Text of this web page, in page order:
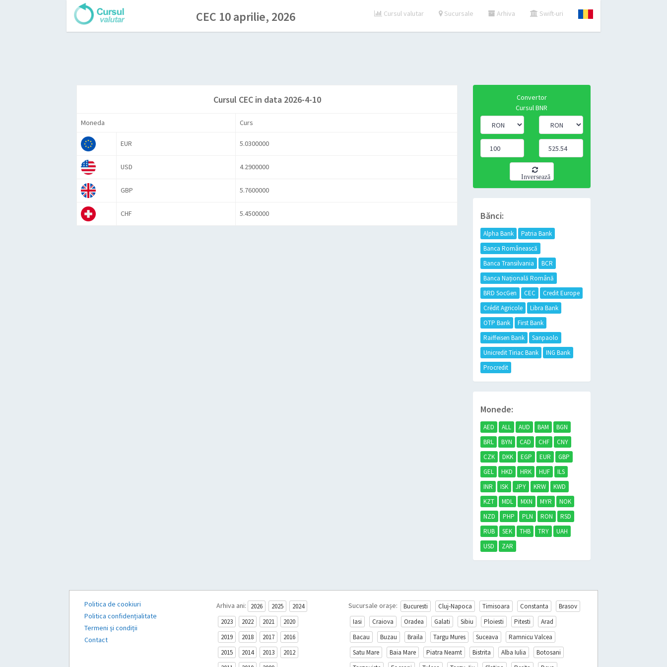
CEC 10 aprilie, 2026 Cursul valutar Sucursale Arhiva Swift-uri
Cursul CEC in data 2026-4-10
Moneda Curs
EUR 5.0300000
USD 4.2900000
GBP 5.7600000
CHF 5.4500000
Convertor
Cursul BNR
Inversează
Bănci:
Alpha Bank
Patria Bank
Banca Românească
Banca Transilvania
BCR
Banca Națională Română
BRD SocGen
CEC
Credit Europe
Crédit Agricole
Libra Bank
OTP Bank
First Bank
Raiffeisen Bank
Sanpaolo
Unicredit Tiriac Bank
ING Bank
Procredit
Monede:
AED ALL AUD BAM
BGN
BRL
BYN CAD CHF
CNY
CZK
DKK EGP EUR
GBP
GEL
HKD HRK HUF
ILS
INR
ISK JPY KRW
KWD
KZT
MDL MXN MYR
NOK
NZD
PHP PLN RON
RSD
RUB
SEK THB TRY
UAH
USD
ZAR
Politica de cookiuri
Politica confidențialitate
Termeni și condiții
Contact
Arhiva ani: 2026 2025
2024
2023
2022 2021
2020
2019
2018 2017
2016
2015
2014 2013
2012
Sucursale orașe: Bucuresti Cluj-Napoca Timisoara Constanta
Brasov
Iasi
Craiova Oradea Galati Sibiu Ploiesti Pitesti
Arad
Bacau
Buzau Braila Targu Mures Suceava
Ramnicu Valcea
Satu Mare
Baia Mare Piatra Neamt Bistrita Alba Iulia
Botosani